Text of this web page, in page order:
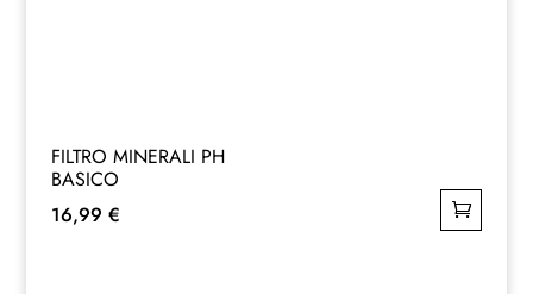
FILTRO MINERALI PH
BASICO
16,99 €